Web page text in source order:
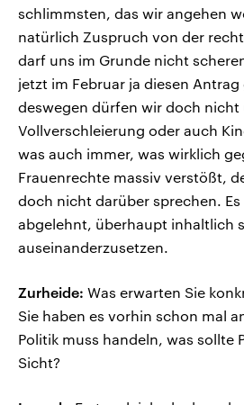
schlimmsten, das wir angehen
natürlich Zuspruch von der
darf uns im Grunde nicht
jetzt im Februar ja diesen
deswegen dürfen wir doch nicht
Vollverschleierung oder auch
was auch immer, was wirklich
Frauenrechte massiv verstößt,
doch nicht darüber sprechen.
abgelehnt, überhaupt inhaltlich
auseinanderzusetzen.
Zurheide: Was erwarten Sie
Sie haben es vorhin schon mal
Politik muss handeln, was sollte
Sicht?